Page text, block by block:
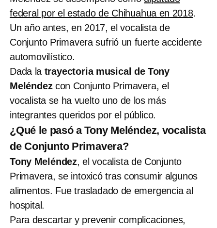
federal por el estado de Chihuahua en 2018.
Un año antes, en 2017, el vocalista de
Conjunto Primavera sufrió un fuerte accidente
automovilístico.
Dada la trayectoria musical de Tony
Meléndezcon Conjunto Primavera, el
vocalista se ha vuelto uno de los más
integrantes queridos por el público.
¿Qué le pasó a Tony Meléndez, vocalista
de Conjunto Primavera?
Tony Meléndez, el vocalista de Conjunto
Primavera, se intoxicó tras consumir algunos
alimentos. Fue trasladado de emergencia al
hospital.
Para descartar y prevenir complicaciones,